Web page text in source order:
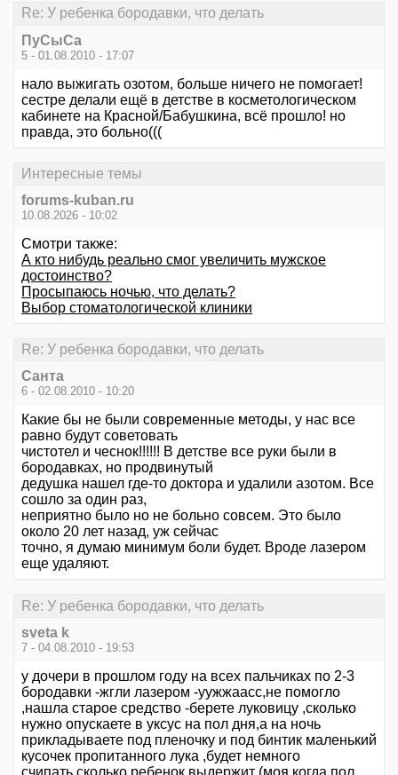
Re: У ребенка бородавки, что делать
ПуСыСа
5 - 01.08.2010 - 17:07
нало выжигать озотом, больше ничего не помогает!
сестре делали ещё в детстве в косметологическом
кабинете на Красной/Бабушкина, всё прошло! но
правда, это больно(((
Интересные темы
forums-kuban.ru
10.08.2026 - 10:02
Смотри также:
А кто нибудь реально смог увеличить мужское
достоинство?
Просыпаюсь ночью, что делать?
Выбор стоматологической клиники
Re: У ребенка бородавки, что делать
Санта
6 - 02.08.2010 - 10:20
Какие бы не были современные методы, у нас все
равно будут советовать
чистотел и чеснок!!!!!! В детстве все руки были в
бородавках, но продвинутый
дедушка нашел где-то доктора и удалили азотом. Все
сошло за один раз,
неприятно было но не больно совсем. Это было
около 20 лет назад, уж сейчас
точно, я думаю минимум боли будет. Вроде лазером
еще удаляют.
Re: У ребенка бородавки, что делать
sveta k
7 - 04.08.2010 - 19:53
у дочери в прошлом году на всех пальчиках по 2-3
бородавки -жгли лазером -уужжаасс,не помогло
,нашла старое средство -берете луковицу ,сколько
нужно опускаете в уксус на пол дня,а на ночь
прикладываете под пленочку и под бинтик маленький
кусочек пропитанного лука ,будет немного
счипать,сколько ребенок выдержит (моя когда пол